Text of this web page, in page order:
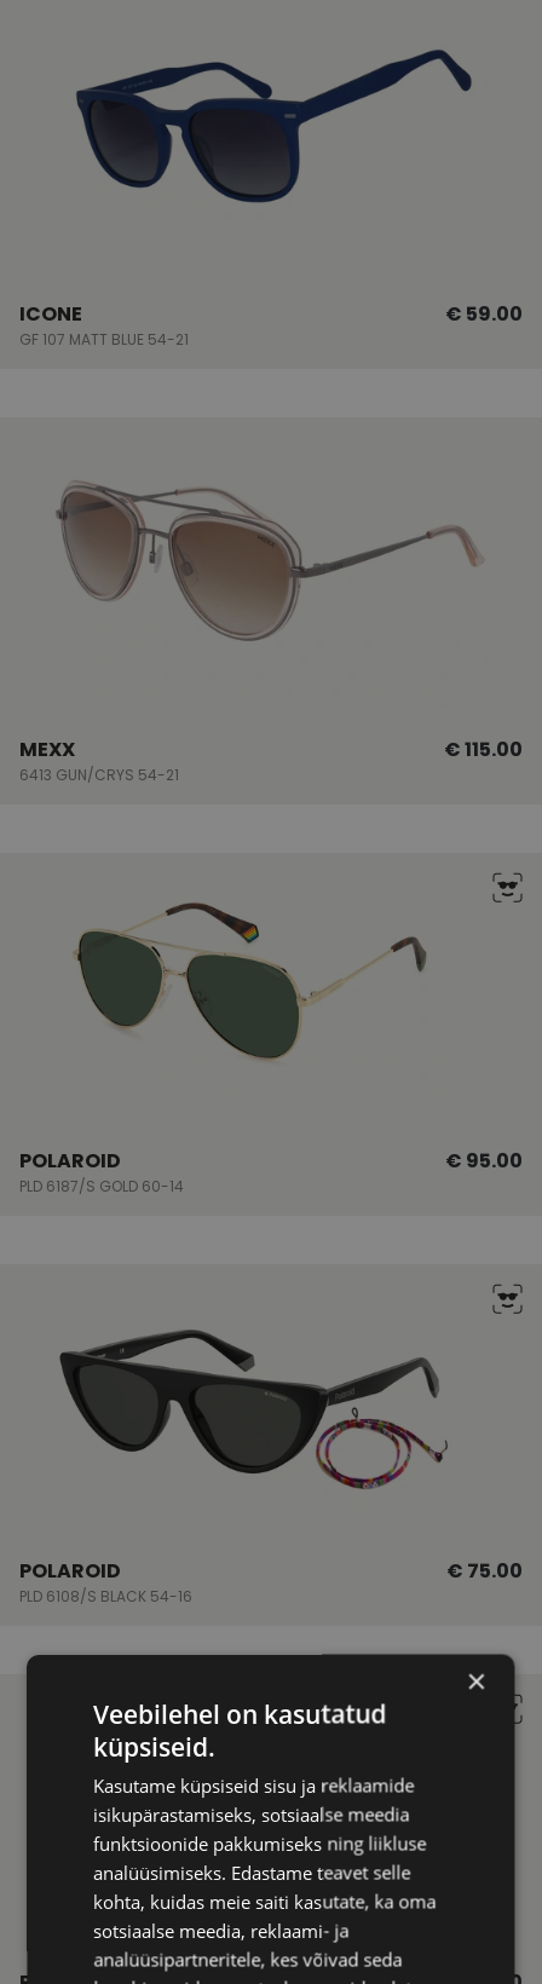
ICONE
GF 107 MATT BLUE 54-21
€ 59.00
MEXX
6413 GUN/CRYS 54-21
€ 115.00
POLAROID
PLD 6187/S GOLD 60-14
€ 95.00
POLAROID
PLD 6108/S BLACK 54-16
€ 75.00
×
Veebilehel on kasutatud
küpsiseid.
Kasutame küpsiseid sisu ja reklaamide
isikupärastamiseks, sotsiaalse meedia
funktsioonide pakkumiseks ning liikluse
analüüsimiseks. Edastame teavet selle
kohta, kuidas meie saiti kasutate, ka oma
sotsiaalse meedia, reklaami- ja
analüüsipartneritele, kes võivad seda